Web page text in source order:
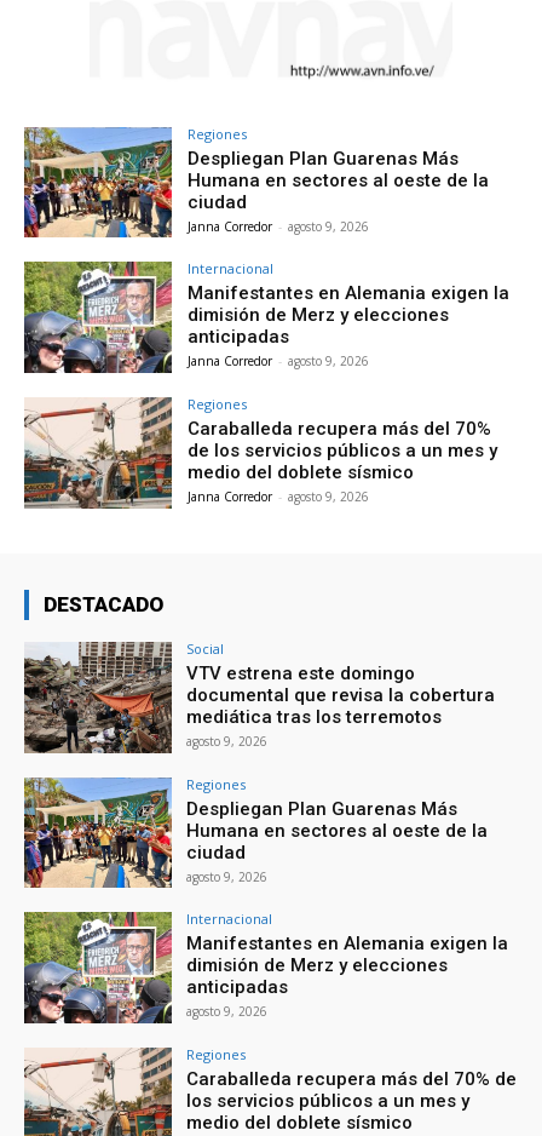
Regiones
Despliegan Plan Guarenas Más
Humana en sectores al oeste de la
ciudad
Janna Corredor - agosto 9, 2026
Internacional
Manifestantes en Alemania exigen la
dimisión de Merz y elecciones
anticipadas
Janna Corredor - agosto 9, 2026
Regiones
Caraballeda recupera más del 70%
de los servicios públicos a un mes y
medio del doblete sísmico
Janna Corredor - agosto 9, 2026
DESTACADO
Social
VTV estrena este domingo
documental que revisa la cobertura
mediática tras los terremotos
agosto 9, 2026
Regiones
Despliegan Plan Guarenas Más
Humana en sectores al oeste de la
ciudad
agosto 9, 2026
Internacional
Manifestantes en Alemania exigen la
dimisión de Merz y elecciones
anticipadas
agosto 9, 2026
Regiones
Caraballeda recupera más del 70% de
los servicios públicos a un mes y
medio del doblete sísmico